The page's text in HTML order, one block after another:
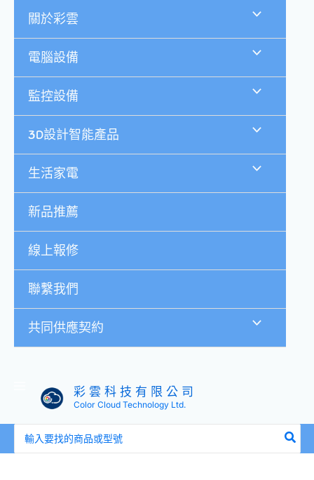
關於彩雲
電腦設備
監控設備
3D設計智能產品
生活家電
新品推薦
線上報修
聯繫我們
共同供應契約
彩 雲 科 技 有 限 公 司
Color Cloud Technology Ltd.
尋：